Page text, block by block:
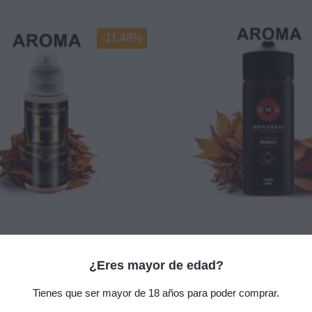
120 (Longfill) - HERRERA
Añadir
-11,48%
Aroma Rodeo 12ml/120
14,90 €
add_shopping_cart Añadir
¿Eres mayor de edad?
Tienes que ser mayor de 18 años para poder comprar.